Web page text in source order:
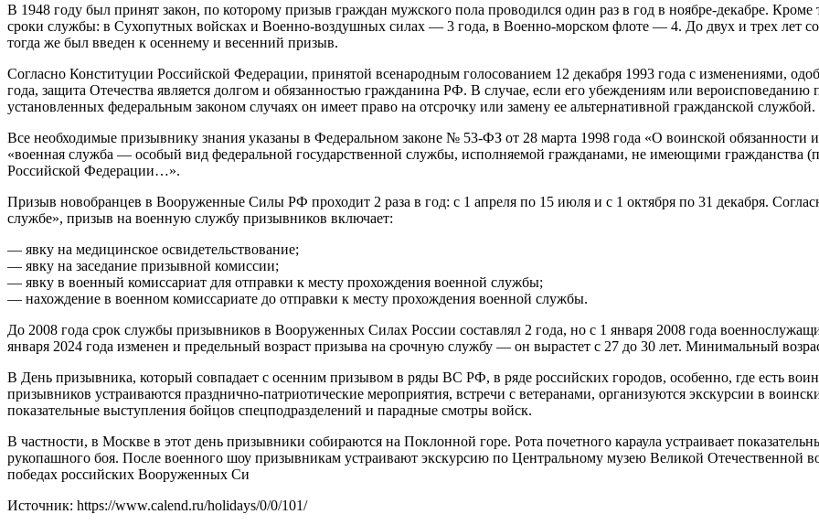
В 1948 году был принят закон, по которому призыв граждан мужского пола проводился один раз в год в ноябре-декабре.
сроки службы: в Сухопутных войсках и Военно-воздушных силах — 3 года, в Военно-морском флоте — 4. До двух и трех лет
тогда же был введен к осеннему и весенний призыв.
Согласно Конституции Российской Федерации, принятой всенародным голосованием 12 декабря 1993 года с изменениями,
года, защита Отечества является долгом и обязанностью гражданина РФ. В случае, если его убеждениям или
установленных федеральным законом случаях он имеет право на отсрочку или замену ее альтернативной гражданской службой.
Все необходимые призывнику знания указаны в Федеральном законе № 53-ФЗ от 28 марта 1998 года «О воинской обязанности
«военная служба — особый вид федеральной государственной службы, исполняемой гражданами, не имеющими гражданства
Российской Федерации…».
Призыв новобранцев в Вооруженные Силы РФ проходит 2 раза в год: с 1 апреля по 15 июля и с 1 октября по 31 декабря.
службе», призыв на военную службу призывников включает:
— явку на медицинское освидетельствование;
— явку на заседание призывной комиссии;
— явку в военный комиссариат для отправки к месту прохождения военной службы;
— нахождение в военном комиссариате до отправки к месту прохождения военной службы.
До 2008 года срок службы призывников в Вооруженных Силах России составлял 2 года, но с 1 января 2008 года
января 2024 года изменен и предельный возраст призыва на срочную службу — он вырастет с 27 до 30 лет. Минимальный
В День призывника, который совпадает с осенним призывом в ряды ВС РФ, в ряде российских городов, особенно, где есть
призывников устраиваются празднично-патриотические мероприятия, встречи с ветеранами, организуются экскурсии в
показательные выступления бойцов спецподразделений и парадные смотры войск.
В частности, в Москве в этот день призывники собираются на Поклонной горе. Рота почетного караула устраивает
рукопашного боя. После военного шоу призывникам устраивают экскурсию по Центральному музею Великой Отечественной
победах российских Вооруженных Си
Источник: https://www.calend.ru/holidays/0/0/101/